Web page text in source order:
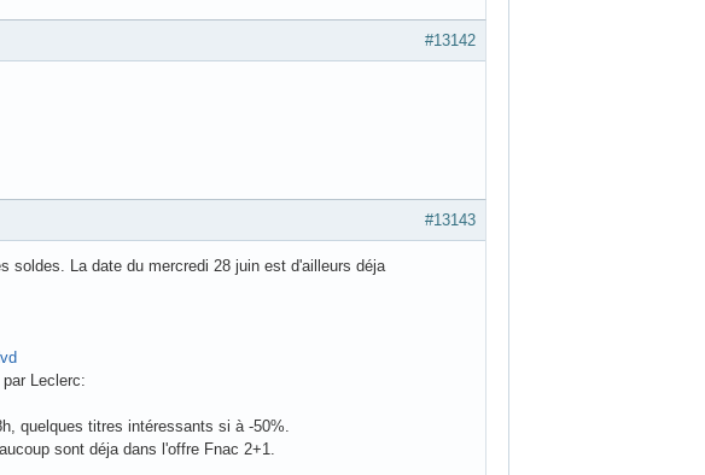
#13142
#13143
soldes. La date du mercredi 28 juin est d'ailleurs déja
Leclerc:
quelques titres intéressants si à -50%.
sont déja dans l'offre Fnac 2+1.